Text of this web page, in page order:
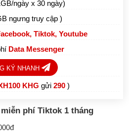
ngày x 30 ngày)
ngưng truy cập )
Tiktok, Youtube
Data Messenger
KÝ NHANH
KHGgửi290 )
phí Tiktok 1 tháng